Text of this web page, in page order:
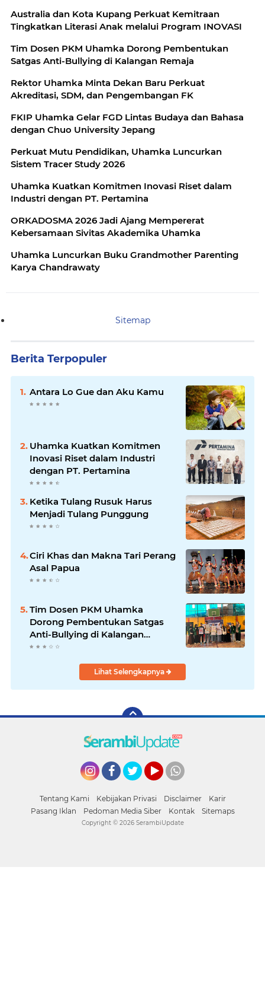
Australia dan Kota Kupang Perkuat Kemitraan
Tingkatkan Literasi Anak melalui Program INOVASI
Tim Dosen PKM Uhamka Dorong Pembentukan
Satgas Anti-Bullying di Kalangan Remaja
Rektor Uhamka Minta Dekan Baru Perkuat
Akreditasi, SDM, dan Pengembangan FK
FKIP Uhamka Gelar FGD Lintas Budaya dan Bahasa
dengan Chuo University Jepang
Perkuat Mutu Pendidikan, Uhamka Luncurkan
Sistem Tracer Study 2026
Uhamka Kuatkan Komitmen Inovasi Riset dalam
Industri dengan PT. Pertamina
ORKADOSMA 2026 Jadi Ajang Mempererat
Kebersamaan Sivitas Akademika Uhamka
Uhamka Luncurkan Buku Grandmother Parenting
Karya Chandrawaty
Sitemap
Berita Terpopuler
Antara Lo Gue dan Aku Kamu
Uhamka Kuatkan Komitmen
Inovasi Riset dalam Industri
dengan PT. Pertamina
Ketika Tulang Rusuk Harus
Menjadi Tulang Punggung
Ciri Khas dan Makna Tari Perang
Asal Papua
Tim Dosen PKM Uhamka
Dorong Pembentukan Satgas
Anti-Bullying di Kalangan
Remaja
Lihat Selengkapnya
Tentang Kami Kebijakan Privasi Disclaimer
Karir
Pasang Iklan
Pedoman Media Siber Kontak Sitemaps
Copyright © 2026 SerambiUpdate